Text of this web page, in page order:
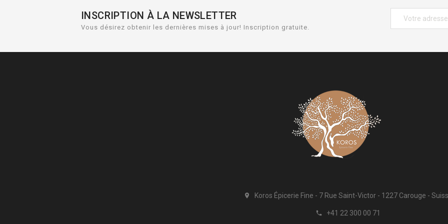
INSCRIPTION À LA NEWSLETTER
Vous désirez obtenir les dernières mises à jour! Inscription gratuite.
 Koros Épicerie Fine 7 Rue Saint-Victor 1227 Carouge
 +41 22 300 00 71